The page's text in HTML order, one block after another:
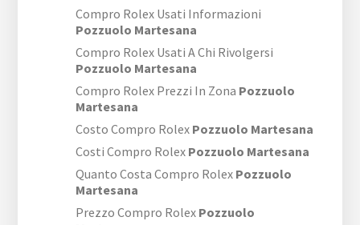
Compro Rolex Usati Informazioni
Pozzuolo Martesana
Compro Rolex Usati A Chi Rivolgersi
Pozzuolo Martesana
Compro Rolex Prezzi In Zona Pozzuolo
Martesana
Costo Compro Rolex Pozzuolo Martesana
Costi Compro Rolex Pozzuolo Martesana
Quanto Costa Compro Rolex Pozzuolo
Martesana
Prezzo Compro Rolex Pozzuolo